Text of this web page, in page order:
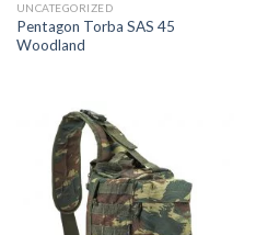
UNCATEGORIZED
Pentagon Torba SAS 45
Woodland